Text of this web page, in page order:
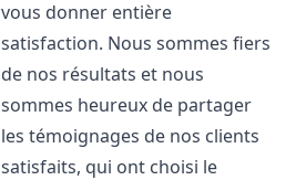
vous donner entière
satisfaction. Nous sommes fiers
de nos résultats et nous
sommes heureux de partager
les témoignages de nos clients
satisfaits, qui ont choisi le